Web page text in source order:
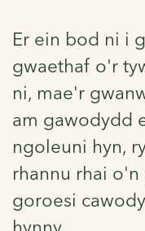
Er ein bod ni i
gwaethaf o'r
ni, mae'r
am gawodydd
ngoleuni hyn,
rhannu rhai
goroesi